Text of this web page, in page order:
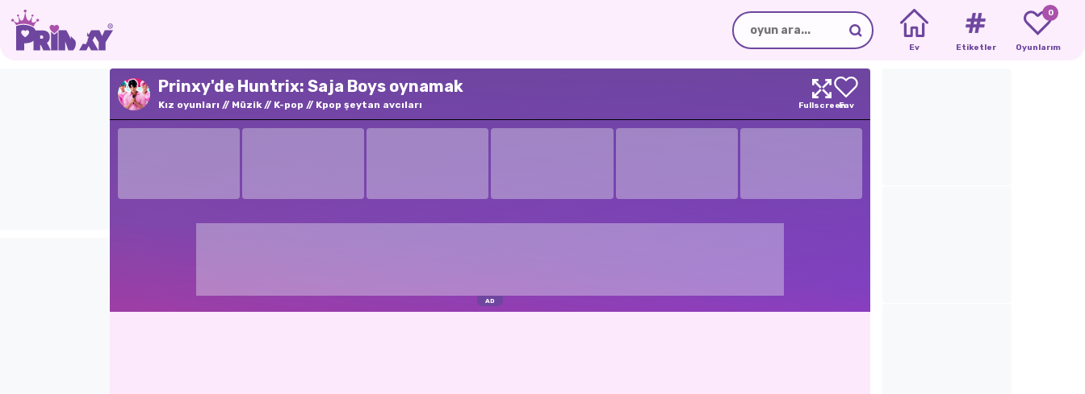
Ev Etiketler
0
Oyunlarım
Prinxy'de Huntrix: Saja Boys oynamak
Kız oyunları Müzik K-pop Kpop şeytan avcıları